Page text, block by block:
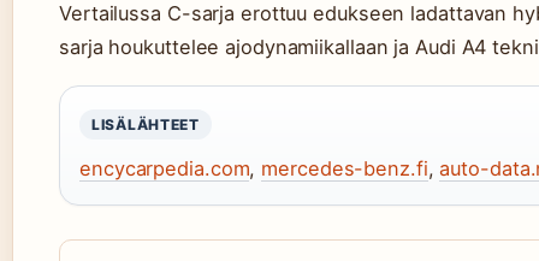
Vertailussa C-sarja erottuu edukseen ladattavan
sarja houkuttelee ajodynamiikallaan ja Audi A4
LISÄLÄHTEET
encycarpedia.com, mercedes-benz.fi,auto-